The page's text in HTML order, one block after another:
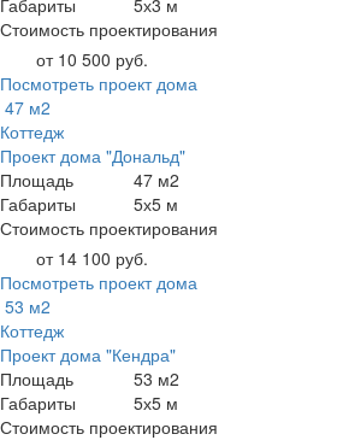
Габариты
5х3 м
Стоимость проектирования
от 10 500 руб.
Посмотреть проект дома
47 м2
Коттедж
Проект дома "Дональд"
Площадь
47 м2
Габариты
5х5 м
Стоимость проектирования
от 14 100 руб.
Посмотреть проект дома
53 м2
Коттедж
Проект дома "Кендра"
Площадь
53 м2
Габариты
5х5 м
Стоимость проектирования